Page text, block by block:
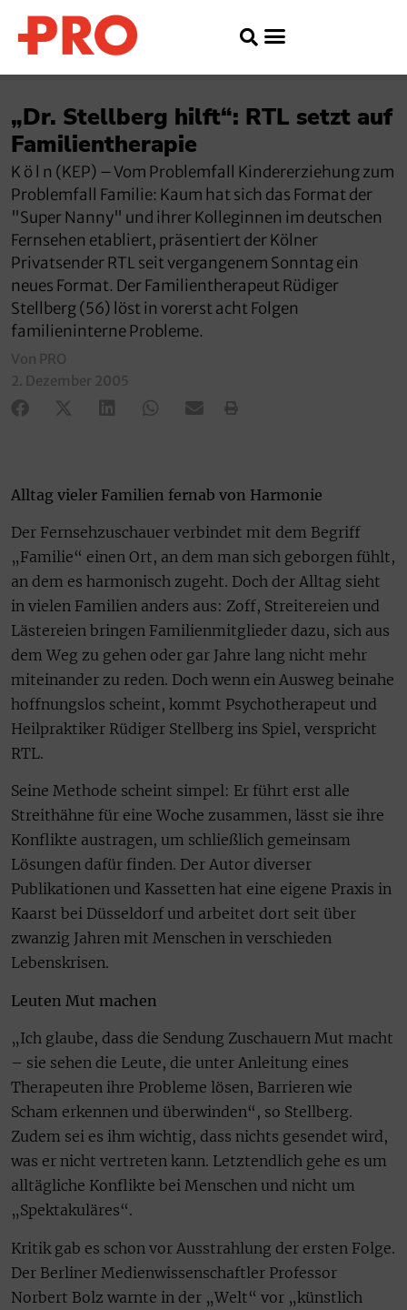
„Dr. Stellberg hilft“: RTL setzt auf
Familientherapie
K ö l n (KEP) – Vom Problemfall Kindererziehung zum
Problemfall Familie: Kaum hat sich das Format der
"Super Nanny" und ihrer Kolleginnen im deutschen
Fernsehen etabliert, präsentiert der Kölner
Privatsender RTL seit vergangenem Sonntag ein
neues Format. Der Familientherapeut Rüdiger
Stellberg (56) löst in vorerst acht Folgen
familieninterne Probleme.
Von PRO
2. Dezember 2005
Alltag vieler Familien fernab von Harmonie
Der Fernsehzuschauer verbindet mit dem Begriff
„Familie“ einen Ort, an dem man sich geborgen fühlt,
an dem es harmonisch zugeht. Doch der Alltag sieht
in vielen Familien anders aus: Zoff, Streitereien und
Lästereien bringen Familienmitglieder dazu, sich aus
dem Weg zu gehen oder gar Jahre lang nicht mehr
miteinander zu reden. Doch wenn ein Ausweg beinahe
hoffnungslos scheint, kommt Psychotherapeut und
Heilpraktiker Rüdiger Stellberg ins Spiel, verspricht
RTL.
Seine Methode scheint simpel: Er führt erst alle
Streithähne für eine Woche zusammen, lässt sie ihre
Konflikte austragen, um schließlich gemeinsam
Lösungen dafür finden. Der Autor diverser
Publikationen und Kassetten hat eine eigene Praxis in
Kaarst bei Düsseldorf und arbeitet dort seit über
zwanzig Jahren mit Menschen in verschieden
Lebenskrisen.
Leuten Mut machen
„Ich glaube, dass die Sendung Zuschauern Mut macht
– sie sehen die Leute, die unter Anleitung eines
Therapeuten ihre Probleme lösen, Barrieren wie
Scham erkennen und überwinden“, so Stellberg.
Zudem sei es ihm wichtig, dass nichts gesendet wird,
was er nicht vertreten kann. Letztendlich gehe es um
alltägliche Konflikte bei Menschen und nicht um
„Spektakuläres“.
Kritik gab es schon vor Ausstrahlung der ersten Folge.
Der Berliner Medienwissenschaftler Professor
Norbert Bolz warnte in der „Welt“ vor „künstlich